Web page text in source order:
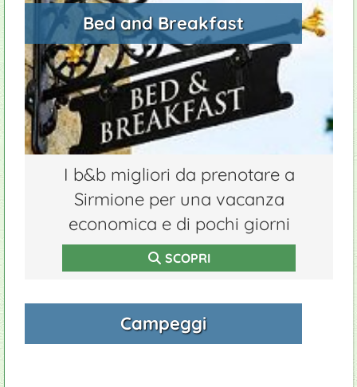
Bed and Breakfast
I b&b migliori da prenotare a
Sirmione per una vacanza
economica e di pochi giorni
SCOPRI
Campeggi